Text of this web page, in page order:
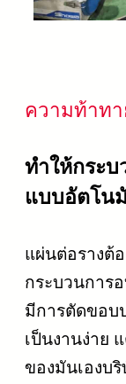
ความท้าท
ทำให้กระ
แบบอัตโน
แผ่นต่อรางต้
กระบวนการ
มีการตัดขอบ
เป็นงานง่าย
ของมันเองบ